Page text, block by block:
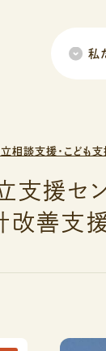
私
立相談支援・こども
支援セ
改善支援